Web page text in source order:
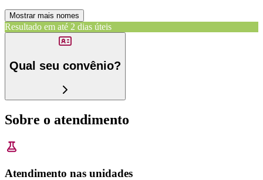
Mostrar mais nomes
Resultado em até 2 dias úteis
Qual seu convênio?
Sobre o atendimento
Atendimento nas unidades